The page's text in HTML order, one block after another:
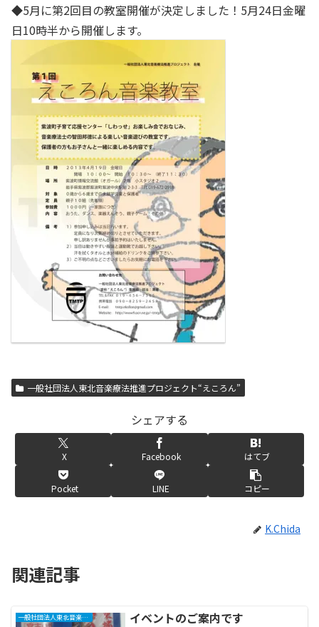
◆5月に第2回目の教室開催が決定しました！5月24日金曜
日10時半から開催します。
一般社団法人東北音楽療法推進プロジェクト“えころん”
シェアする
X Facebook はてブ
Pocket LINE コピー
K.Chida
関連記事
一般社団法人東北音楽療法推進プロジェクト“えころん” イベントのご案内です